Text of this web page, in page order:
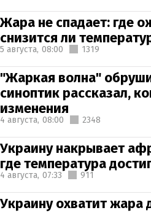
Жара не спадает: где
снизится ли
5 августа, 08:00 1319
"Жаркая волна"
синоптик рассказал,
изменения
4 августа, 08:00 2348
Украину накрывает
где температура
4 августа, 07:33 911
Украину охватит жара